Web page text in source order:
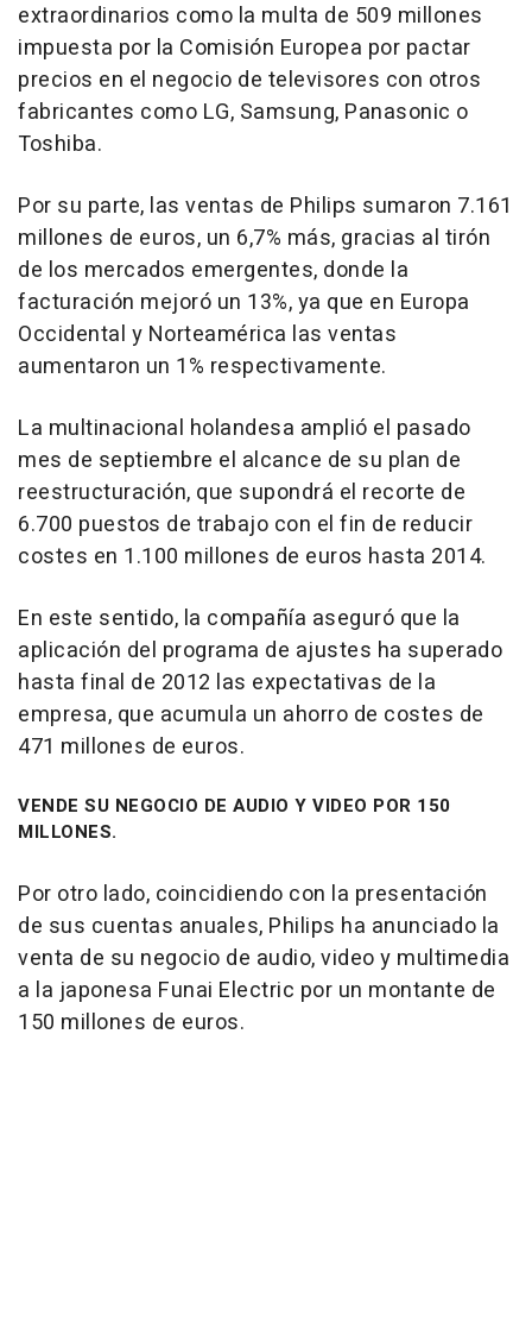
extraordinarios como la multa de 509 millones
impuesta por la Comisión Europea por pactar
precios en el negocio de televisores con otros
fabricantes como LG, Samsung, Panasonic o
Toshiba.
Por su parte, las ventas de Philips sumaron 7.161
millones de euros, un 6,7% más, gracias al tirón
de los mercados emergentes, donde la
facturación mejoró un 13%, ya que en Europa
Occidental y Norteamérica las ventas
aumentaron un 1% respectivamente.
La multinacional holandesa amplió el pasado
mes de septiembre el alcance de su plan de
reestructuración, que supondrá el recorte de
6.700 puestos de trabajo con el fin de reducir
costes en 1.100 millones de euros hasta 2014.
En este sentido, la compañía aseguró que la
aplicación del programa de ajustes ha superado
hasta final de 2012 las expectativas de la
empresa, que acumula un ahorro de costes de
471 millones de euros.
VENDE SU NEGOCIO DE AUDIO Y VIDEO POR 150
MILLONES.
Por otro lado, coincidiendo con la presentación
de sus cuentas anuales, Philips ha anunciado la
venta de su negocio de audio, video y multimedia
a la japonesa Funai Electric por un montante de
150 millones de euros.